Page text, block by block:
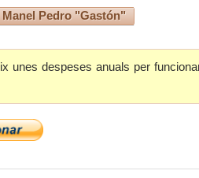
Manel Pedro "Gastón"
unes despeses anuals per